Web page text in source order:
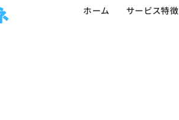
ホーム サービス特徴